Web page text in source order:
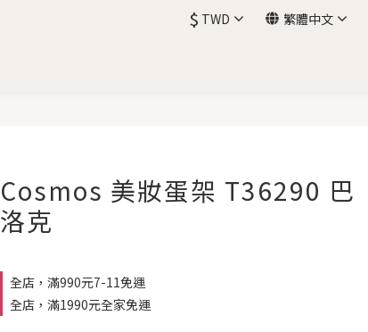
$ TWD 繁體中文
Cosmos 美妝蛋架 T36290 巴
洛克
全店，滿990元7-11免運
全店，滿1990元全家免運